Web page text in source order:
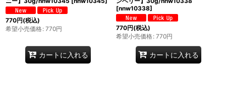
770円(税込)
希望小売価格: 770円
カートに入れる
[nnw10338]
770円(税込)
希望小売価格: 770円
カートに入れる